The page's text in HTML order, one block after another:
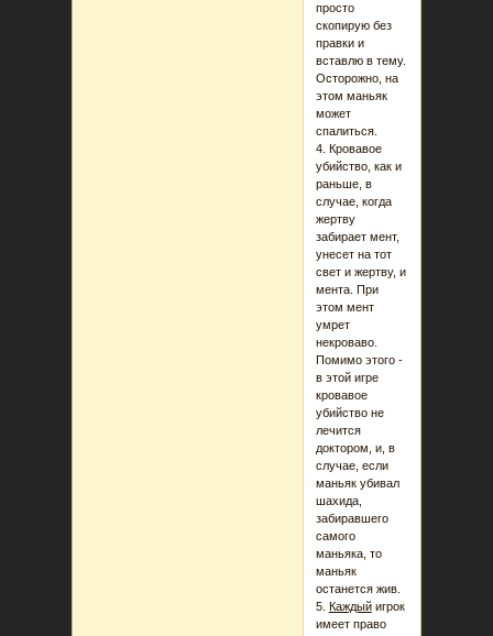
просто
скопирую без
правки и
вставлю в тему.
Осторожно, на
этом маньяк
может
спалиться.
4. Кровавое
убийство, как и
раньше, в
случае, когда
жертву
забирает мент,
унесет на тот
свет и жертву, и
мента. При
этом мент
умрет
некроваво.
Помимо этого -
в этой игре
кровавое
убийство не
лечится
доктором, и, в
случае, если
маньяк убивал
шахида,
забиравшего
самого
маньяка, то
маньяк
останется жив.
5.
Каждыйигрок
имеет право